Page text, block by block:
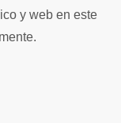
y web en este